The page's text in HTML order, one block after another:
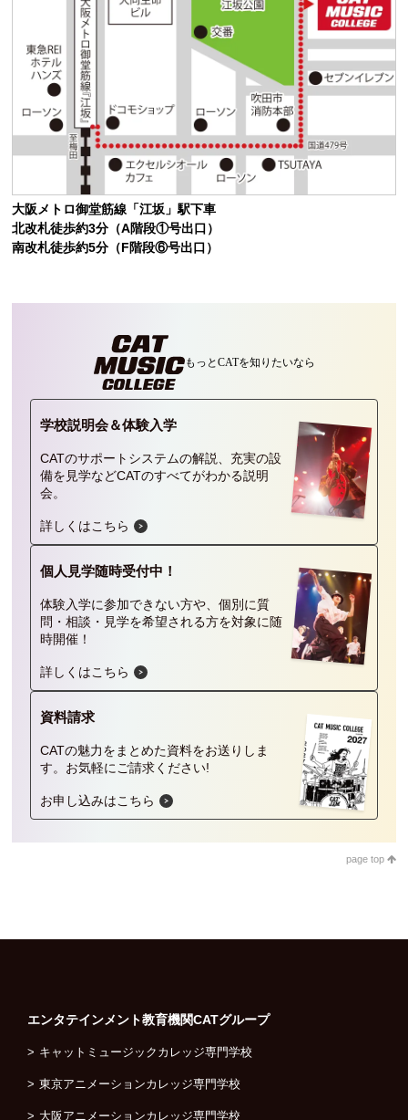
大阪メトロ御堂筋線「江坂」駅下車
北改札徒歩約3分（A階段①号出口）
南改札徒歩約5分（F階段⑥号出口）
もっとCATを知りたいなら
学校説明会＆体験入学
CATのサポートシステムの解説、充実の設
備を見学などCATのすべてがわかる説明
会。
詳しくはこちら
個人見学随時受付中！
体験入学に参加できない方や、個別に質
問・相談・見学を希望される方を対象に随
時開催！
詳しくはこちら
資料請求
CATの魅力をまとめた資料をお送りしま
す。 お気軽にご請求ください!
お申し込みはこちら
page top
エンタテインメント教育機関CATグループ
キャットミュージックカレッジ専門学校
東京アニメーションカレッジ専門学校
大阪アニメーションカレッジ専門学校